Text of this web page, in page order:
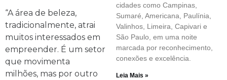
“A área de beleza,
tradicionalmente, atrai
muitos interessados em
empreender. É um setor
que movimenta
milhões, mas por outro
cidades como Campinas,
Sumaré, Americana, Paulínia,
Valinhos, Limeira, Capivari e
São Paulo, em uma noite
marcada por reconhecimento,
conexões e excelência.
Leia Mais »